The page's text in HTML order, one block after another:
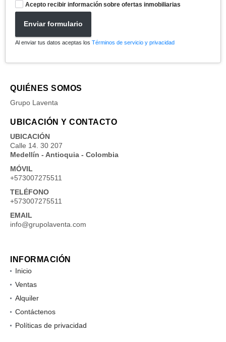
Acepto recibir información sobre ofertas inmobiliarias
Enviar formulario
Al enviar tus datos aceptas los Términos de servicio y privacidad
QUIÉNES SOMOS
Grupo Laventa
UBICACIÓN Y CONTACTO
UBICACIÓN
Calle 14. 30 207
Medellín - Antioquia - Colombia
MÓVIL
+573007275511
TELÉFONO
+573007275511
EMAIL
info@grupolaventa.com
INFORMACIÓN
Inicio
Ventas
Alquiler
Contáctenos
Políticas de privacidad